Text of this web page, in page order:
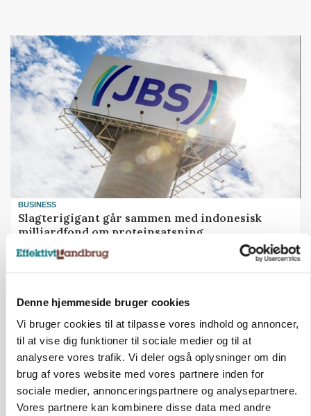
Denne hjemmeside bruger cookies
Vi bruger cookies til at tilpasse vores indhold og annoncer,
til at vise dig funktioner til sociale medier og til at
analysere vores trafik. Vi deler også oplysninger om din
brug af vores website med vores partnere inden for
sociale medier, annonceringspartnere og analysepartnere.
Vores partnere kan kombinere disse data med andre
BUSINESS
Slagterigigant går sammen med indonesisk
milliardfond om proteinsatsning